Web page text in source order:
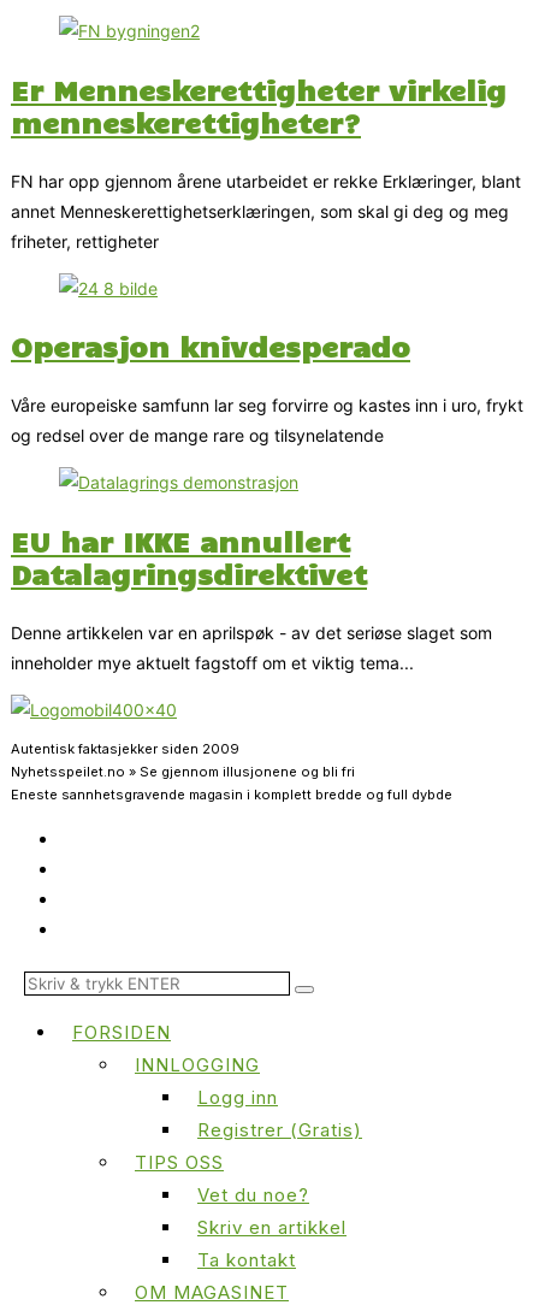
Er Menneskerettigheter virkelig
menneskerettigheter?
FN har opp gjennom årene utarbeidet er rekke Erklæringer, blant
annet Menneskerettighetserklæringen, som skal gi deg og meg
friheter, rettigheter
Operasjon knivdesperado
Våre europeiske samfunn lar seg forvirre og kastes inn i uro, frykt
og redsel over de mange rare og tilsynelatende
EU har IKKE annullert
Datalagringsdirektivet
Denne artikkelen var en aprilspøk - av det seriøse slaget som
inneholder mye aktuelt fagstoff om et viktig tema...
Autentisk faktasjekker siden 2009
Nyhetsspeilet.no » Se gjennom illusjonene og bli fri
Eneste sannhetsgravende magasin i komplett bredde og full dybde
FORSIDEN
INNLOGGING
Logg inn
Registrer (Gratis)
TIPS OSS
Vet du noe?
Skriv en artikkel
Ta kontakt
OM MAGASINET